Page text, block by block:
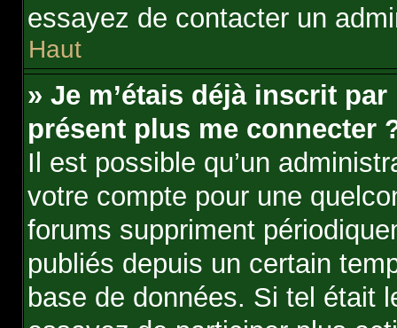
essayez de contacter un
Haut
» Je m’étais déjà inscrit
présent plus me connecter
Il est possible qu’un
votre compte pour une
forums suppriment
publiés depuis un certain
base de données. Si tel était